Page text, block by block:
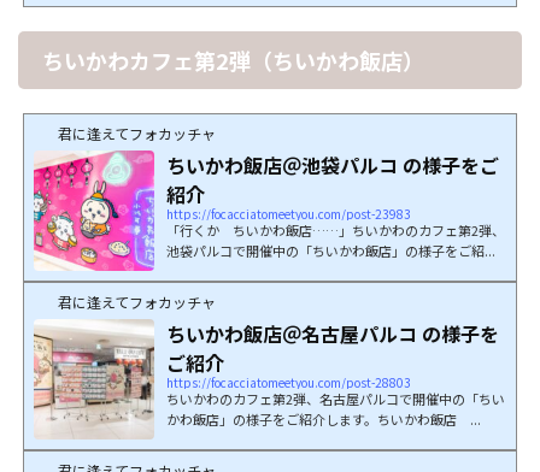
ちいかわカフェ第2弾（ちいかわ飯店）
君に逢えてフォカッチャ
ちいかわ飯店＠池袋パルコ の様子をご
紹介
https://focacciatomeetyou.com/post-23983
「行くか ちいかわ飯店……」ちいかわのカフェ第2弾、
池袋パルコで開催中の「ちいかわ飯店」の様子をご紹...
君に逢えてフォカッチャ
ちいかわ飯店＠名古屋パルコ の様子を
ご紹介
https://focacciatomeetyou.com/post-28803
ちいかわのカフェ第2弾、名古屋パルコで開催中の「ちい
かわ飯店」の様子をご紹介します。ちいかわ飯店 ...